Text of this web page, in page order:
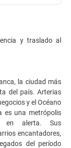
y traslado al
la ciudad más
del país. Arterias
y el Océano
es una metrópolis
en alerta. Sus
encantadores,
del período